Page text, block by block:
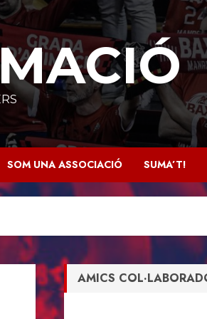
SOM UNA ASSOCIACIÓ SUMA’T!
AMICS